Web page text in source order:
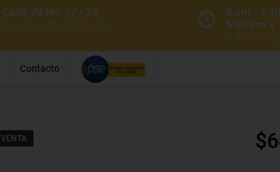
8 am -
5:00 pm V
8 am - 12
Calle 70 No. 57 - 25
Barranquilla, Colombia
Contacto
VENTA